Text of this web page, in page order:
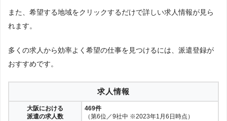
また、希望する地域をクリックするだけで詳しい求人情報が見ら
れます。
多くの求人から効率よく希望の仕事を見つけるには、派遣登録が
おすすめです。
求人情報
大阪における
派遣の求人数
469件
（第6位／9社中 ※2023年1月6日時点）